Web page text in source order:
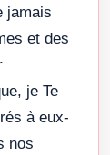
jamais
et des
je Te
à eux-
nos